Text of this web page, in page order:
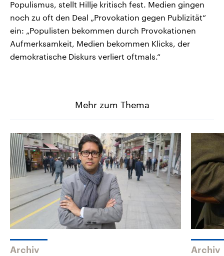
Populismus, stellt Hillje kritisch fest. Medien gingen
noch zu oft den Deal „Provokation gegen Publizität“
ein: „Populisten bekommen durch Provokationen
Aufmerksamkeit, Medien bekommen Klicks, der
demokratische Diskurs verliert oftmals.“
Mehr zum Thema
Archiv Archiv